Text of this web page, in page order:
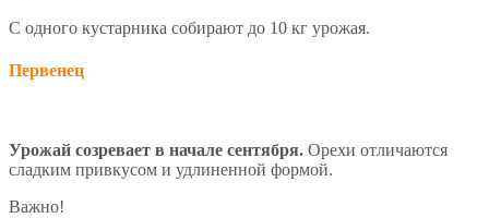
С одного кустарника собирают до 10 кг урожая.
Первенец
Урожай созревает в начале сентября. Орехи отличаются
сладким привкусом и удлиненной формой.
Важно!